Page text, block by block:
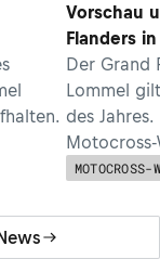
aus
Vorschau
Flanders
Der Grand
Lommel
des
EMXOpen
MOTOCROSS-